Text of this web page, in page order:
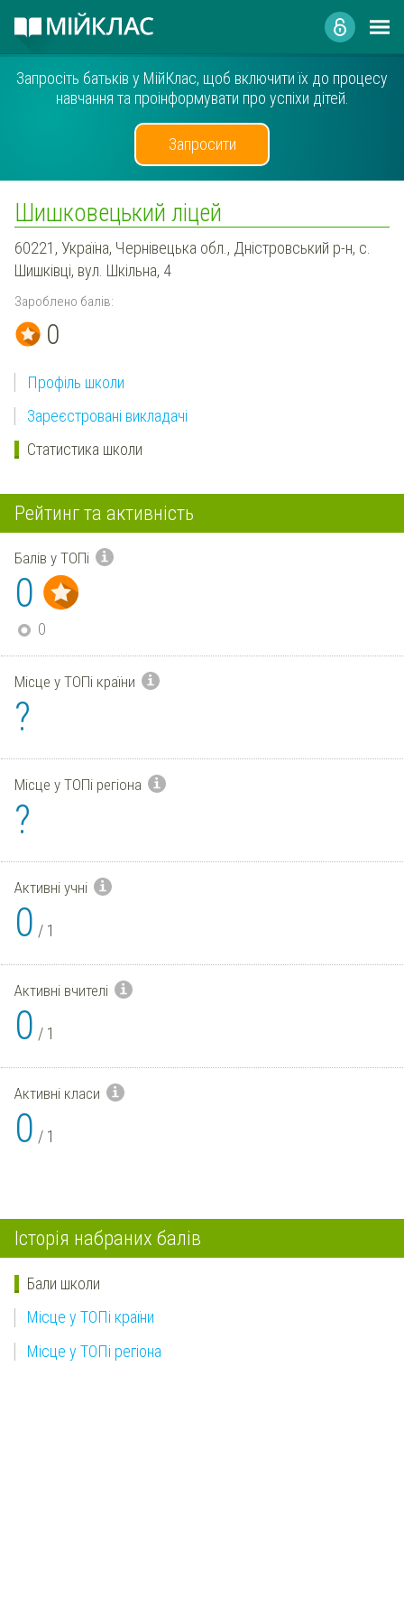
Запросіть батьків у МійКлас, щоб включити їх до процесу
навчання та проінформувати про успіхи дітей.
Запросити
Шишковецький ліцей
60221, Україна, Чернівецька обл., Дністровський р-н, с.
Шишківці, вул. Шкільна, 4
Зароблено балів:
0
Профіль школи
Зареєстровані викладачі
Статистика школи
Рейтинг та активність
Балів у ТОПі
0
0
Місце у ТОПі країни
?
Місце у ТОПі регіона
?
Активні учні
0 / 1
Активні вчителі
0 / 1
Активні класи
0 / 1
Історія набраних балів
Бали школи
Місце у ТОПі країни
Місце у ТОПі регіона